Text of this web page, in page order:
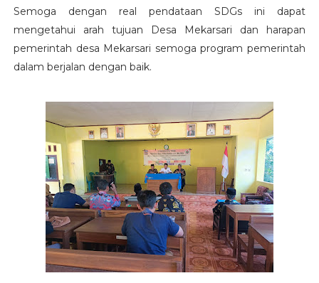
Semoga dengan real pendataan SDGs ini dapat
mengetahui arah tujuan Desa Mekarsari dan harapan
pemerintah desa Mekarsari semoga program pemerintah
dalam berjalan dengan baik.